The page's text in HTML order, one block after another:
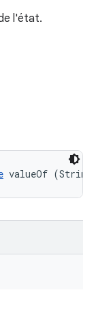
l'état.
valueOf (String